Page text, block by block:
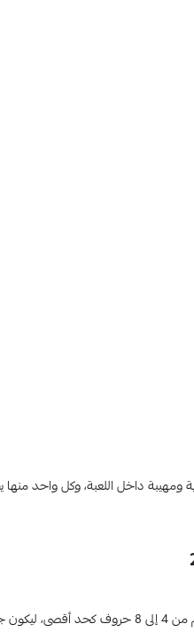
داخل اللعبة، وكل واحد
الحفظ.